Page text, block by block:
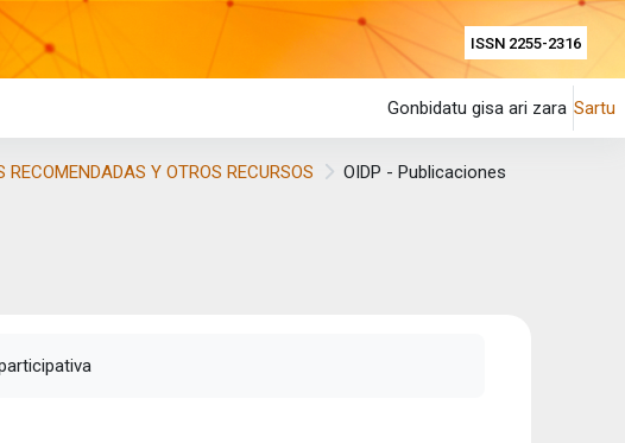
ISSN 2255-2316
Gonbidatu gisa ari zara Sartu
RECOMENDADAS Y OTROS RECURSOS OIDP - Publicaciones